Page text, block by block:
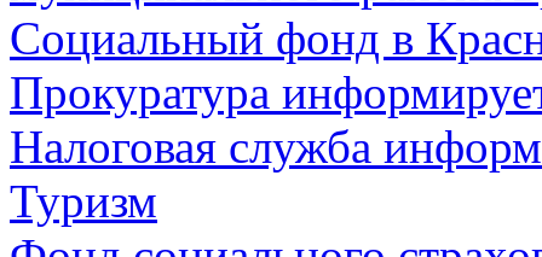
Социальный фонд в
Прокуратура
Налоговая служба
Туризм